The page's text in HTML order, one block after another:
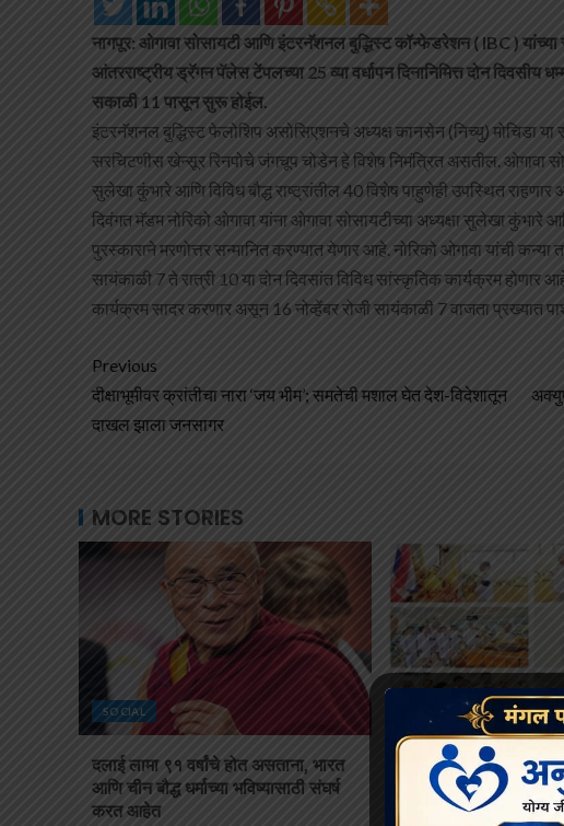
नागपूर: ओगावा सोसायटी आणि इंटरनॅशनल बुद्धिस्ट कॉन्फेडरेशन ( IBC ) यांच्या
आंतरराष्ट्रीय ड्रॅगन पॅलेस टेंपलच्या 25 व्या वर्धापन दिनानिमित्त दोन दिवसीय
सकाळी 11 पासून सुरू होईल.
इंटरनॅशनल बुद्धिस्ट फेलोशिप असोसिएशनचे अध्यक्ष कानसेन (निच्यु) मोचिडा या
सरचिटणीस खेन्सूर रिनपोचे जंगचूप चोडेन हे विशेष निमंत्रित असतील. ओगावा
सुलेखा कुंभारे आणि विविध बौद्ध राष्ट्रांतील 40 विशेष पाहुणेही उपस्थित राहणार
दिवंगत मॅडम नोरिको ओगावा यांना ओगावा सोसायटीच्या अध्यक्षा सुलेखा कुंभारे
पुरस्काराने मरणोत्तर सन्मानित करण्यात येणार आहे. नोरिको ओगावा यांची कन्या
सायंकाळी 7 ते रात्री 10 या दोन दिवसांत विविध सांस्कृतिक कार्यक्रम होणार
कार्यक्रम सादर करणार असून 16 नोव्हेंबर रोजी सायंकाळी 7 वाजता प्रख्यात
Previous
दीक्षाभूमीवर क्रांतीचा नारा ‘जय भीम’; समतेची मशाल घेत देश-विदेशातून
दाखल झाला जनसागर
MORE STORIES
SOCIAL
दलाई लामा ९१ वर्षांचे होत असताना, भारत
आणि चीन बौद्ध धर्माच्या भविष्यासाठी संघर्ष
करत आहेत
थायलंडच्या अपघातात
भिक्षूंच्या देखभाल त्यांना
संरक्षणाखाली उपचार